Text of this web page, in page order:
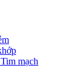
mạch